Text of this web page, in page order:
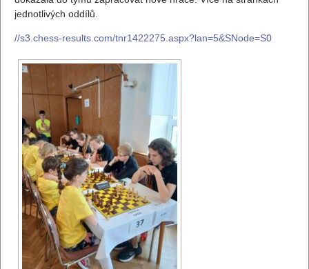
jednotlivých oddílů.
//s3.chess-results.com/tnr1422275.aspx?lan=5&SNode=S0